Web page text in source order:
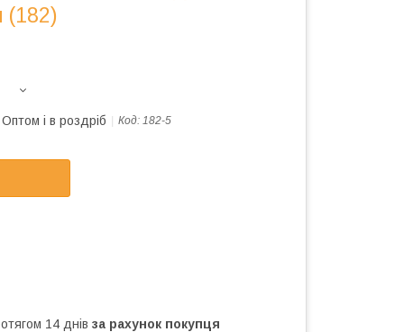
(182)
Оптом і в роздріб Код: 182-5
14 днів за рахунок покупця